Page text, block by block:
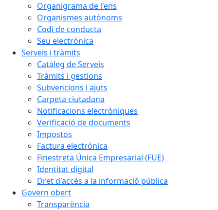
Organigrama de l'ens
Organismes autònoms
Codi de conducta
Seu electrònica
Serveis i tràmits
Catàleg de Serveis
Tràmits i gestions
Subvencions i ajuts
Carpeta ciutadana
Notificacions electròniques
Verificació de documents
Impostos
Factura electrònica
Finestreta Única Empresarial (FUE)
Identitat digital
Dret d'accés a la informació pública
Govern obert
Transparència